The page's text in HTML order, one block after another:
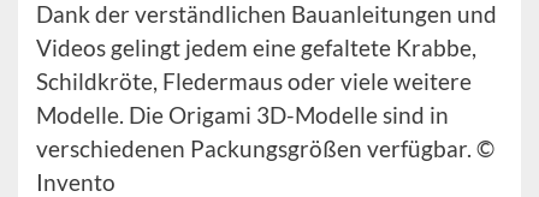
Dank der verständlichen Bauanleitungen und
Videos gelingt jedem eine gefaltete Krabbe,
Schildkröte, Fledermaus oder viele weitere
Modelle. Die Origami 3D-Modelle sind in
verschiedenen Packungsgrößen verfügbar. ©
Invento